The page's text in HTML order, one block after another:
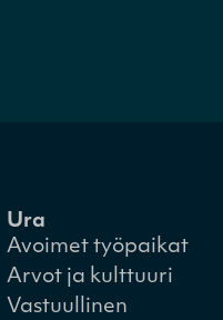
Ura
Avoimet työpaikat
Arvot ja kulttuuri
Vastuullinen